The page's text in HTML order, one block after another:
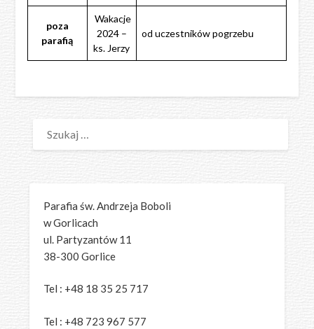
poza
parafią
Wakacje
2024 –
ks. Jerzy
od uczestników pogrzebu
Parafia św. Andrzeja Boboli
w Gorlicach
ul. Partyzantów 11
38-300 Gorlice
Tel : +48 18 35 25 717
Tel : +48 723 967 577